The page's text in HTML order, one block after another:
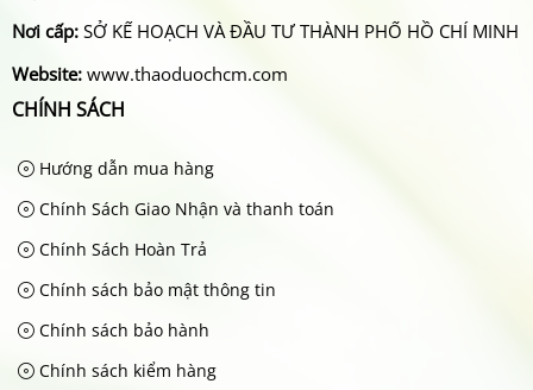
Nơi cấp: SỞ KẾ HOẠCH VÀ ĐẦU TƯ THÀNH PHỐ HỒ CHÍ MINH
Website: www.thaoduochcm.com
CHÍNH SÁCH
Hướng dẫn mua hàng
Chính Sách Giao Nhận và thanh toán
Chính Sách Hoàn Trả
Chính sách bảo mật thông tin
Chính sách bảo hành
Chính sách kiểm hàng